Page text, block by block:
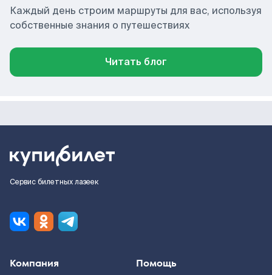
Каждый день строим маршруты для вас, используя
собственные знания о путешествиях
Читать блог
Сервис билетных лазеек
Компания Помощь